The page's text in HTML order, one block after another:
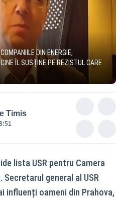
DIN ENERGIE,
ÎL SUSȚINE PE REZISTUL CARE
Timis
lista USR pentru Camera
general al USR
influenți oameni din Prahova,